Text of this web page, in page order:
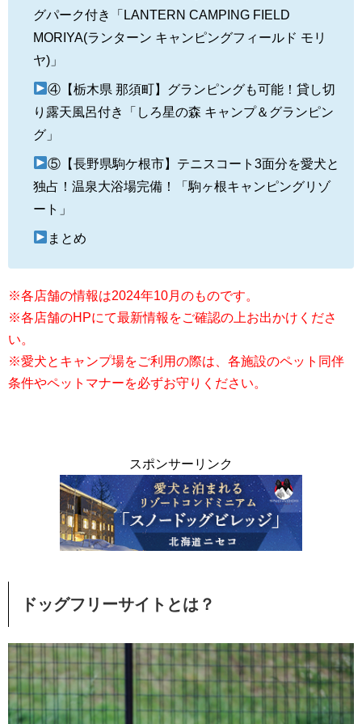
グパーク付き「LANTERN CAMPING FIELD
MORIYA(ランターン キャンピングフィールド モリ
ヤ)」
④【栃木県 那須町】グランピングも可能！貸し切
り露天風呂付き「しろ星の森 キャンプ＆グランピン
グ」
⑤【長野県駒ケ根市】テニスコート3面分を愛犬と
独占！温泉大浴場完備！「駒ヶ根キャンピングリゾ
ート」
まとめ
※各店舗の情報は2024年10月のものです。
※各店舗のHPにて最新情報をご確認の上お出かけくださ
い。
※愛犬とキャンプ場をご利用の際は、各施設のペット同伴
条件やペットマナーを必ずお守りください。
スポンサーリンク
ドッグフリーサイトとは？